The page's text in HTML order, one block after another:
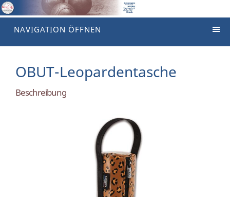
NAVIGATION ÖFFNEN
OBUT-Leopardentasche
Beschreibung